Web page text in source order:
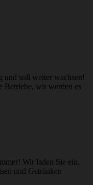
und soll weiter wachsen!
Betriebe, wir werden es
Wir laden Sie ein,
und Getränken